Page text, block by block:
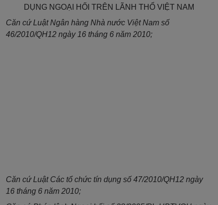
DỤNG NGOẠI HỐI TRÊN LÃNH THỔ VIỆT NAM
Căn cứ Luật Ngân hàng Nhà nước Việt Nam số
46/2010/QH12 ngày 16 tháng 6 năm 2010;
Căn cứ Luật Các tổ chức tín dụng số 47/2010/QH12 ngày
16 tháng 6 năm 2010;